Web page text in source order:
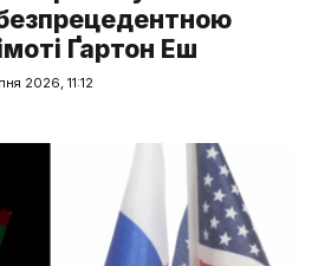
Ґартон Еш
2026, 11:12